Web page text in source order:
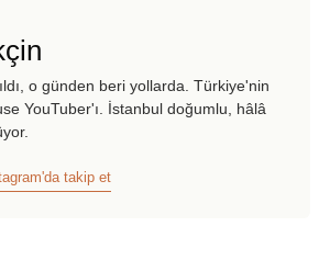
o günden beri yollarda. Türkiye'nin
YouTuber'ı. İstanbul doğumlu, hâlâ
takip et